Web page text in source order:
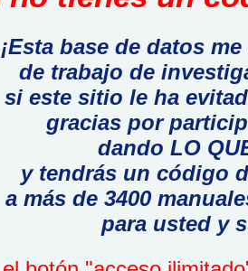
¡Esta base de datos
de trabajo de
si este sitio le ha
gracias por
dando LO
y tendrás un código
a más de 3400
para usted y